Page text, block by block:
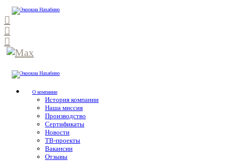
О компании
История компании
Наша миссия
Производство
Сертификаты
Новости
ТВ-проекты
Вакансии
Отзывы